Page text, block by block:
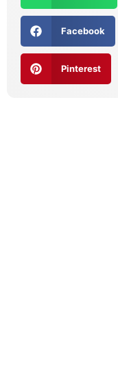
Facebook
Pinterest